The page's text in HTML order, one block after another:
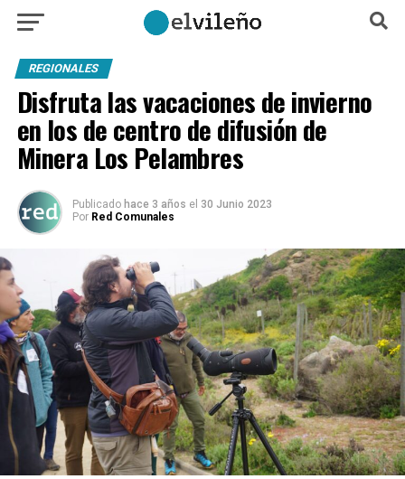
REGIONALES
Disfruta las vacaciones de invierno
en los de centro de difusión de
Minera Los Pelambres
Publicado hace 3 años el 30 Junio 2023
Por Red Comunales